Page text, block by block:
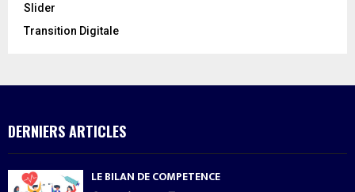
Slider
Transition Digitale
DERNIERS ARTICLES
LE BILAN DE COMPETENCE